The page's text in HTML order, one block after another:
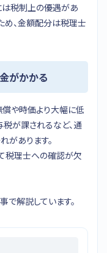
は税制上の優遇があ
め、金額配分は税理士
がかかる
償や時価より大幅に低
が課されるなど、通
があります。
税理士への確認が欠
解説しています。